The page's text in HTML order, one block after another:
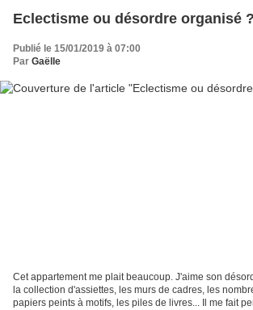
Eclectisme ou désordre organisé ?
Publié le 15/01/2019 à 07:00
Par Gaëlle
Cet appartement me plait beaucoup. J'aime son
la collection d'assiettes, les murs de cadres, les
papiers peints à motifs, les piles de livres... Il me fait